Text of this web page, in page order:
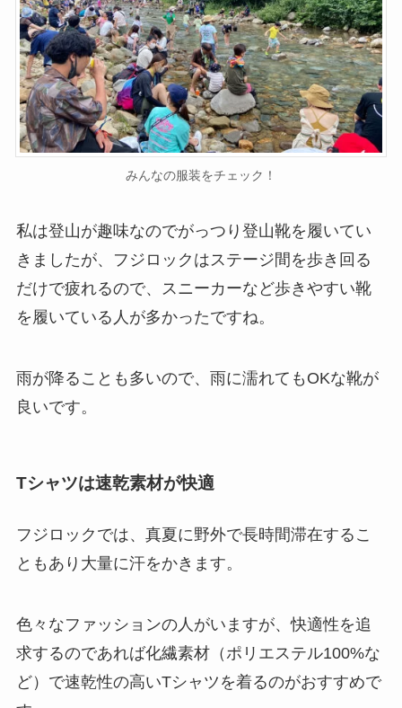
みんなの服装をチェック！
私は登山が趣味なのでがっつり登山靴を履いてい
きましたが、フジロックはステージ間を歩き回る
だけで疲れるので、スニーカーなど歩きやすい靴
を履いている人が多かったですね。
雨が降ることも多いので、雨に濡れてもOKな靴が
良いです。
Tシャツは速乾素材が快適
フジロックでは、真夏に野外で長時間滞在するこ
ともあり大量に汗をかきます。
色々なファッションの人がいますが、快適性を追
求するのであれば化繊素材（ポリエステル100%な
ど）で速乾性の高いTシャツを着るのがおすすめで